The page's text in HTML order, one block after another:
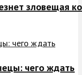
зловещая
чего ждать